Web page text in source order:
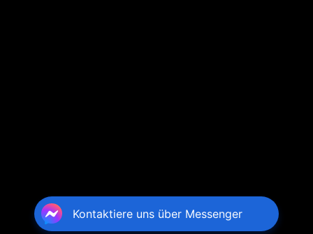
Kontaktiere uns über Messenger